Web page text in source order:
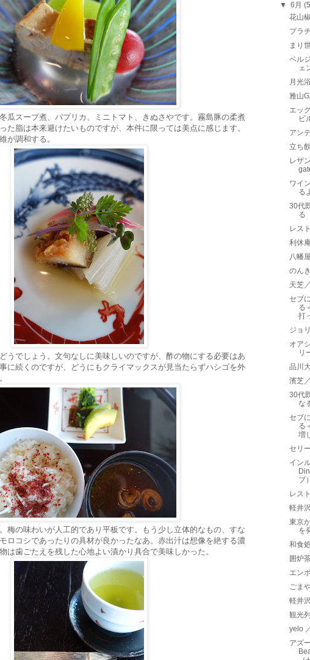
瓜スープ煮、パプリカ、ミニトマト、きぬさやです。霧島豚の柔煮
た脂は本来避けたいものですが、本件に限っては美点に感じます。
が調和する。
うでしょう。文句なしに美味しいのですが、酢の物にする必要はあ
に続くのですが、どうにもクライマックスが見当たらずハシゴを外
梅の味わいが人工的であり平板です。もう少し立体的なもの、すな
ロコシであったりの具材が良かったなあ。赤出汁は想像を絶する濃
は歯ごたえを残した心地よい漬かり具合で美味しかった。
▼6月
花山
プラ
まり
ベル
ェ
月光
雅山
エッ
ビ
アン
立ち
レザ
ワイ
る
30代
る
レス
利休
八幡
のん
天芝
セブ
る
打
ジョ
オア
リ
品川
濱芝
30代
な
セブ
る
増
セリ
イン
ブ
レス
軽井
東京
を
和食
囲炉
エン
ごま
軽井
観光
yelo
アズ